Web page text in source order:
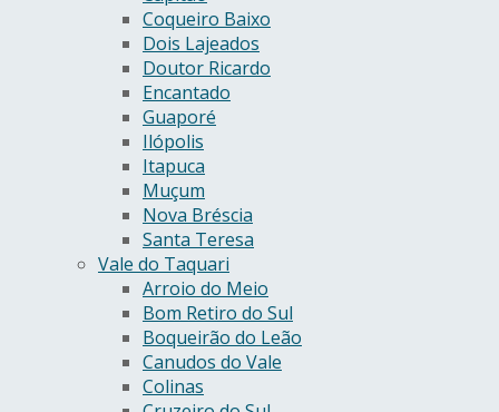
Coqueiro Baixo
Dois Lajeados
Doutor Ricardo
Encantado
Guaporé
Ilópolis
Itapuca
Muçum
Nova Bréscia
Santa Teresa
Vale do Taquari
Arroio do Meio
Bom Retiro do Sul
Boqueirão do Leão
Canudos do Vale
Colinas